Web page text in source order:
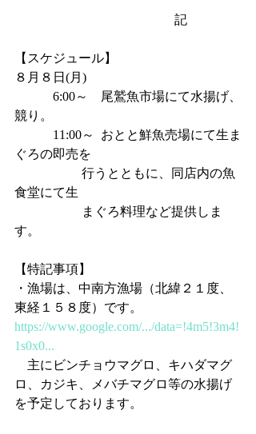
                                              　記
【スケジュール】
８月８日(月)
競り。
ぐろの即売を
食堂にて生
す。
【特記事項】
・漁場は、中南方漁場（北緯２１度、
東経１５８度）です。
https://www.google.com/.../data=!4m5!3m4!
1s0x0...
主にビンチョウマグロ、キハダマグ
ロ、カジキ、メバチマグロ等の水揚げ
を予定しております。